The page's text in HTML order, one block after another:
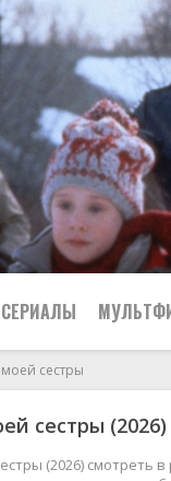
СЕРИАЛЫ
сестры
сестры
(2026) смотреть